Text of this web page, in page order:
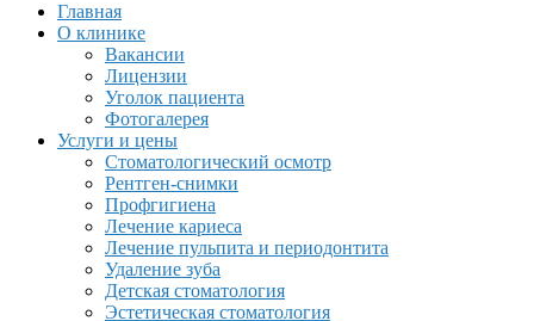
Главная
О клинике
Вакансии
Лицензии
Уголок пациента
Фотогалерея
Услуги и цены
Стоматологический осмотр
Рентген-снимки
Профгигиена
Лечение кариеса
Лечение пульпита и периодонтита
Удаление зуба
Детская стоматология
Эстетическая стоматология